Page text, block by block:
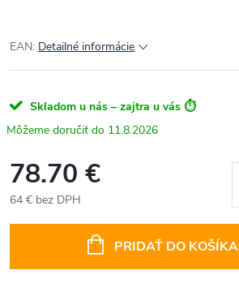
EAN: Detailné informácie
Skladom u nás – zajtra u vás ⏱️
11.8.2026
78.70 €
64 € bez DPH
PRIDAŤ DO KOŠÍKA